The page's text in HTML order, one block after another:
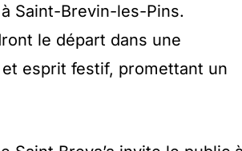
Saint-Brevin-les-Pins.
le départ dans une
esprit festif, promettant un